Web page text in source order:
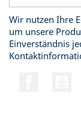
Wir nutzen Ihre
um unsere
Einverständnis